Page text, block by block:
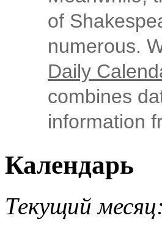
of
numerous.
Daily
combines
information
Календарь
Текущий месяц: